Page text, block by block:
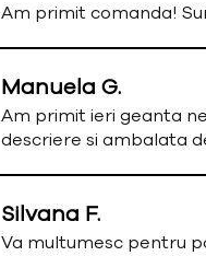
Am primit comanda!
Manuela G.
Am primit ieri geanta
descriere si ambalata
Silvana F.
Va multumesc pentru